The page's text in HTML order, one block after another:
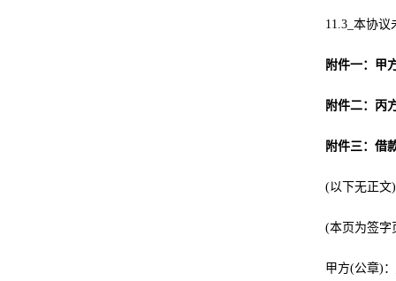
11.3_本协
附件一：甲
附件二：丙
附件三：借
(以下无正文)
(本页为签字
甲方(公章)：